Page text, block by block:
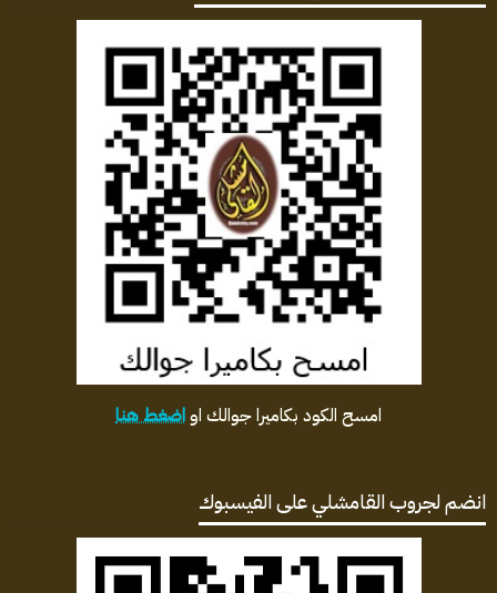
امسح الكود بكاميرا جوالك اواضغط هنا
انضم لجروب القامشلي على الفيسبوك